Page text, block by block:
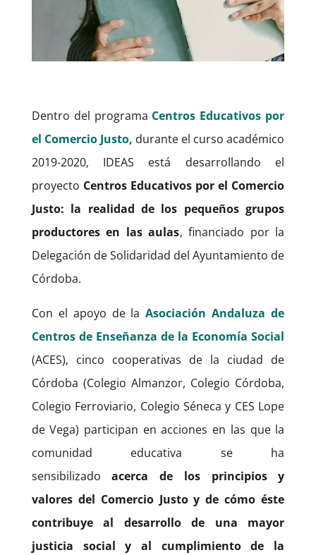
Dentro del programa Centros Educativos por
el Comercio Justo, durante el curso académico
2019-2020, IDEAS está desarrollando el
proyecto Centros Educativos por el Comercio
Justo: la realidad de los pequeños grupos
productores en las aulas, financiado por la
Delegación de Solidaridad del Ayuntamiento de
Córdoba.
Con el apoyo de laAsociación Andaluza de
Centros de Enseñanza de la Economía Social
(ACES), cinco cooperativas de la ciudad de
Córdoba (Colegio Almanzor, Colegio Córdoba,
Colegio Ferroviario, Colegio Séneca y CES Lope
de Vega) participan en acciones en las que la
comunidad educativa se ha
sensibilizadoacerca de los principios y
valores del Comercio Justo y de cómo éste
contribuye al desarrollo de una mayor
justicia social y al cumplimiento de la